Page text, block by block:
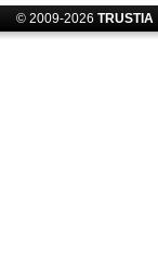
© 2009-2026 TRUSTIA